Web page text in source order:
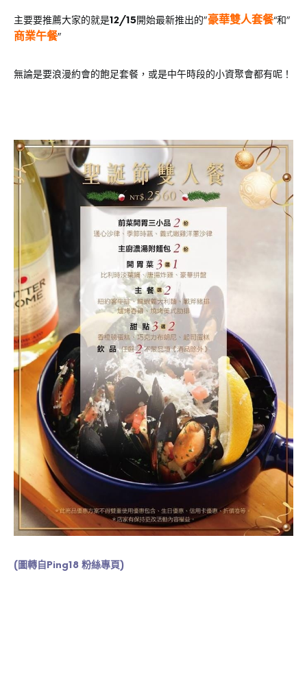
主要要推薦大家的就是12/15開始最新推出的”豪華雙人套餐“和”
商業午餐”
無論是要浪漫約會的飽足套餐，或是中午時段的小資聚會都有呢！
(圖轉自Ping18 粉絲專頁)